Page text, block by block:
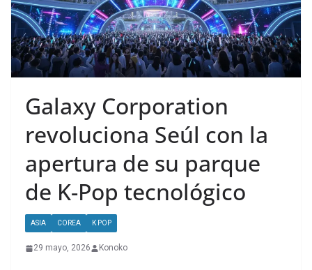
Galaxy Corporation
revoluciona Seúl con la
apertura de su parque
de K-Pop tecnológico
ASIA COREA K POP
29 mayo, 2026 Konoko